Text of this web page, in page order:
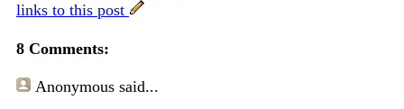
links to this post
8 Comments:
Anonymous said...